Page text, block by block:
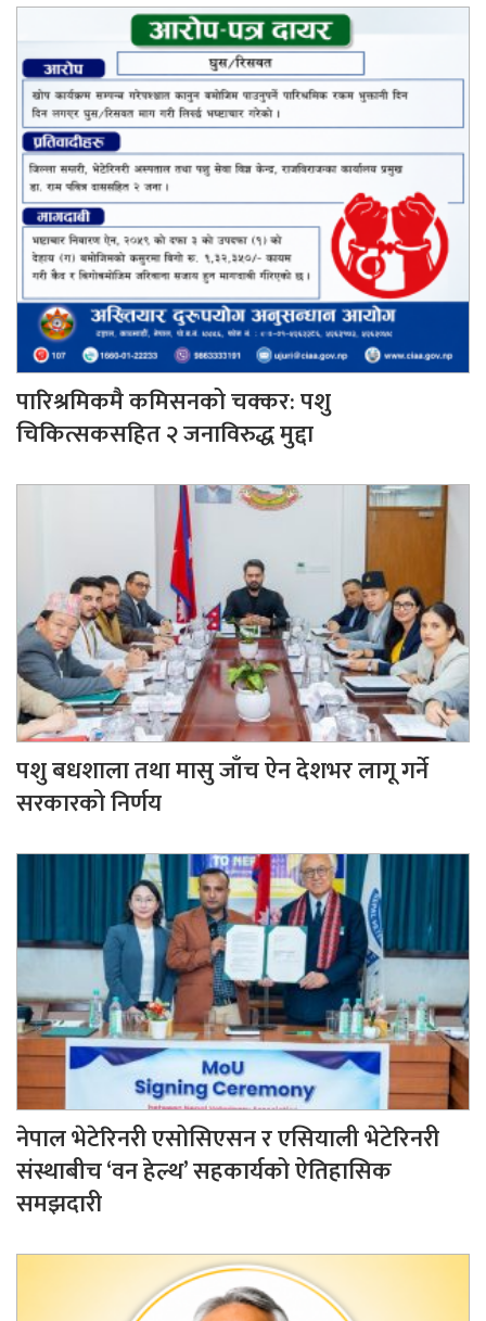
पारिश्रमिकमै कमिसनको चक्कर: पशु
चिकित्सकसहित २ जनाविरुद्ध मुद्दा
पशु बधशाला तथा मासु जाँच ऐन देशभर लागू गर्ने
सरकारको निर्णय
नेपाल भेटेरिनरी एसोसिएसन र एसियाली भेटेरिनरी
संस्थाबीच ‘वन हेल्थ’ सहकार्यको ऐतिहासिक
समझदारी